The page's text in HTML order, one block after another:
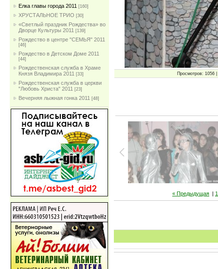
Елка главы города 2011 [160]
ХРУСТАЛЬНОЕ ТРИО [30]
«Светлый праздник Рождества» во
Дворце Культуры 2011 [139]
Рождество в центре "СЕМЬЯ" 2011
[46]
Рождество в Детском Доме 2011
[44]
Рождественская служба в Храме
Князя Владимира 2011 [33]
Рождественская служба в церкви
"Любовь Христа" 2011 [23]
Вечерняя лыжная гонка 2011 [48]
Просмотров: 1056
« Предыдущая |